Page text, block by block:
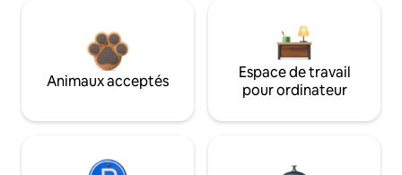
Animaux acceptés
Espace de travail
pour ordinateur